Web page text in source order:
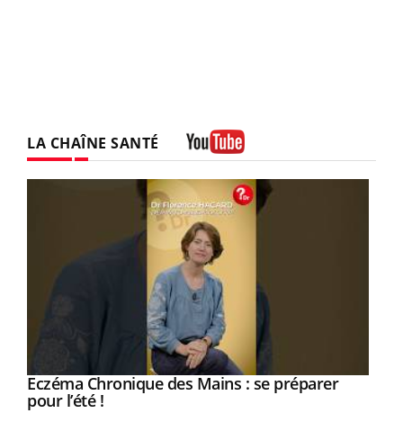
LA CHAÎNE SANTÉ
Youtube
Eczéma Chronique des Mains : se préparer
pour l’été !Youtube